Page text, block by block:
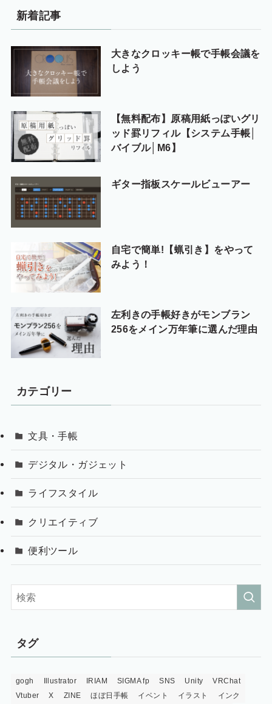
新着記事
大きなクロッキー帳で手帳会議を
しよう
【無料配布】原稿用紙っぽいグリ
ッド罫リフィル【システム手帳│
バイブル│M6】
ギター指板スケールビューアー
自宅で簡単!【蝋引き】をやって
みよう！
左利きの手帳好きがモンブラン
256をメイン万年筆に選んだ理由
カテゴリー
文具・手帳
デジタル・ガジェット
ライフスタイル
クリエイティブ
便利ツール
タグ
gogh Illustrator IRIAM SIGMA fp SNS Unity
VRChat
Vtuber
X ZINE ほぼ日手帳 イベント イラスト インク